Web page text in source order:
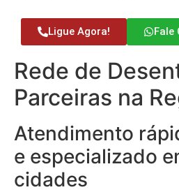
Ligue Agora! Fale
Rede de
Parceiras na
Atendimento
e especializado
cidades